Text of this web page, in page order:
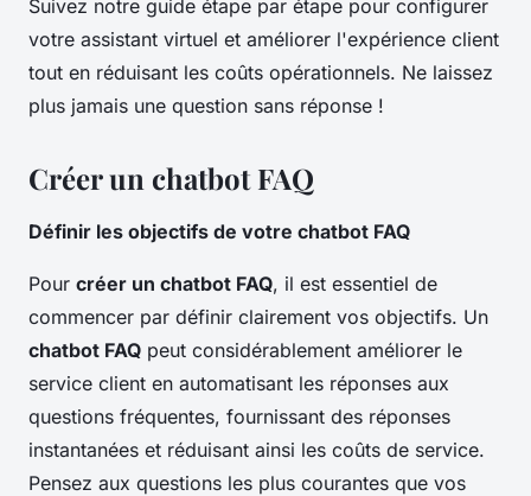
Suivez notre guide étape par étape pour configurer
votre assistant virtuel et améliorer l'expérience client
tout en réduisant les coûts opérationnels. Ne laissez
plus jamais une question sans réponse !
Créer un chatbot FAQ
Définir les objectifs de votre chatbot FAQ
Pour créer un chatbot FAQ, il est essentiel de
commencer par définir clairement vos objectifs. Un
chatbot FAQ peut considérablement améliorer le
service client en automatisant les réponses aux
questions fréquentes, fournissant des réponses
instantanées et réduisant ainsi les coûts de service.
Pensez aux questions les plus courantes que vos